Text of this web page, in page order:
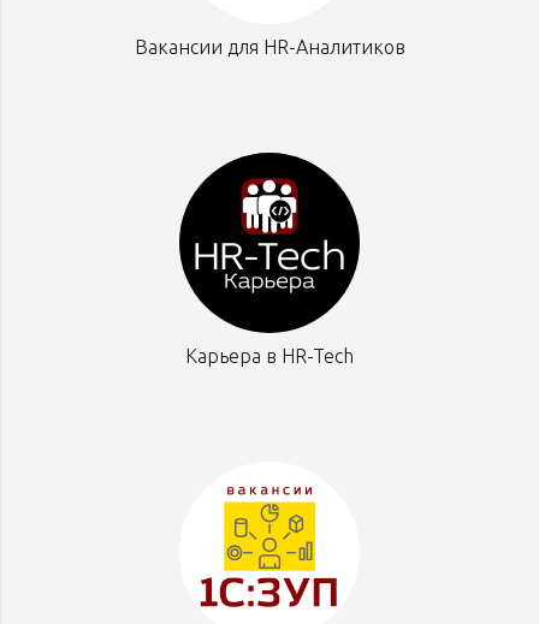
Вакансии для HR-Аналитиков
Карьера в HR-Tech